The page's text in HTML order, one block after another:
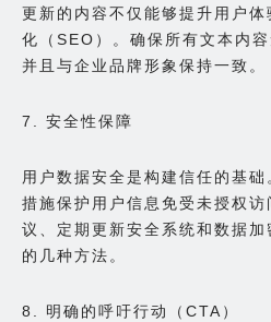
更新的内容不仅能够提升用户
化（SEO）。确保所有文本内
并且与企业品牌形象保持一致。
7. 安全性保障
用户数据安全是构建信任的基
措施保护用户信息免受未授权
议、定期更新安全系统和数据
的几种方法。
8. 明确的呼吁行动（CTA）